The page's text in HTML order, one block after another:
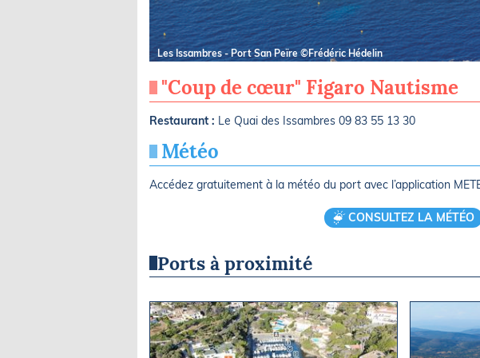
Les Issambres - Port San Peïre ©Frédéric Hédelin
"Coup de cœur" Figaro Nautisme
Restaurant : Le Quai des Issambres 09 83 55 13 30
Météo
Accédez gratuitement à la météo du port avec l’application
CONSULTEZ LA MÉTÉO
Ports à proximité